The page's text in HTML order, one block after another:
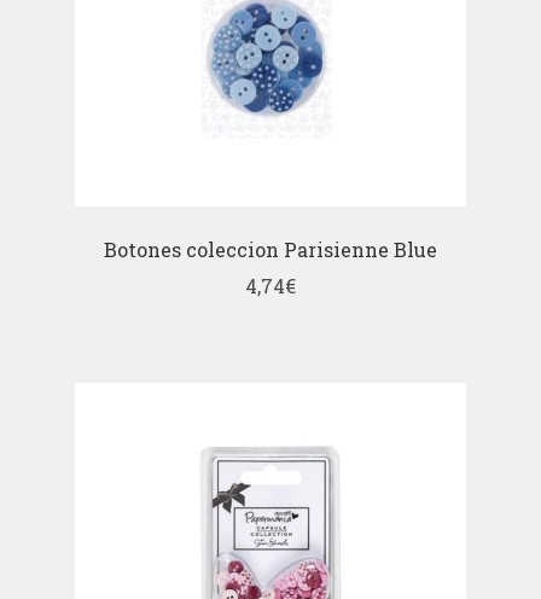
Botones coleccion Parisienne Blue
4,74€